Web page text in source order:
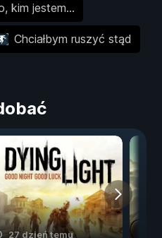
kim jestem...
Chciałbym ruszyć stąd
27 dzień temu